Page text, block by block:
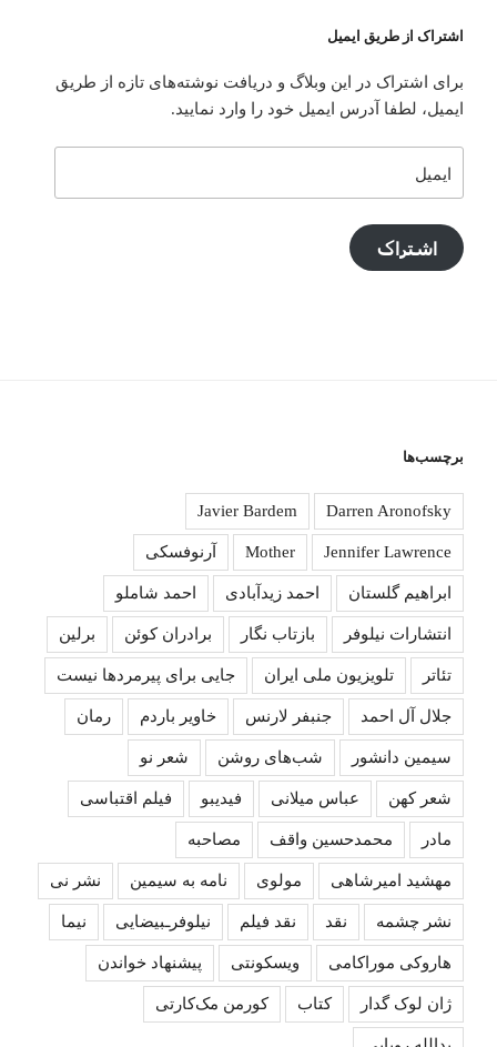
اشتراک از طریق ایمیل
برای اشتراک در این وبلاگ و دریافت نوشته‌های تازه از طریق
ایمیل، لطفا آدرس ایمیل خود را وارد نمایید.
اشتراک
برچسب‌ها
Darren Aronofsky
Javier Bardem
Jennifer Lawrence
Mother آرنوفسکی
ابراهیم گلستان احمد زیدآبادی احمد شاملو
انتشارات نیلوفر بازتاب نگار برادران کوئن برلین
تئاتر تلویزیون ملی ایران جایی برای پیرمردها نیست
جلال آل احمد جنبفر لارنس خاویر باردم رمان
سیمین دانشور شب‌های روشن شعر نو
شعر کهن عباس میلانی فیدیبو فیلم اقتباسی
مادر محمدحسین واقف مصاحبه
مهشید امیرشاهی مولوی نامه به سیمین نشر نی
نشر چشمه نقد نقد فیلم نیلوفرـبیضایی نیما
هاروکی موراکامی ویسکونتی پیشنهاد خواندن
ژان لوک گدار کتاب کورمن مک‌کارتی